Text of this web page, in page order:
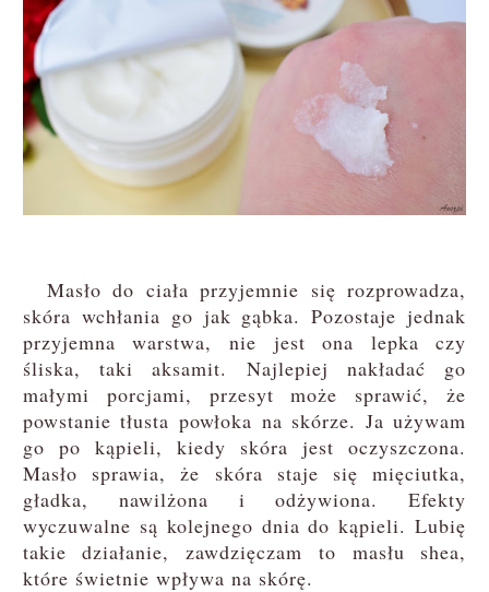
Masło do ciała przyjemnie się rozprowadza,
skóra wchłania go jak gąbka. Pozostaje jednak
przyjemna warstwa, nie jest ona lepka czy
śliska, taki aksamit. Najlepiej nakładać go
małymi porcjami, przesyt może sprawić, że
powstanie tłusta powłoka na skórze. Ja używam
go po kąpieli, kiedy skóra jest oczyszczona.
Masło sprawia, że skóra staje się mięciutka,
gładka, nawilżona i odżywiona. Efekty
wyczuwalne są kolejnego dnia do kąpieli. Lubię
takie działanie, zawdzięczam to masłu shea,
które świetnie wpływa na skórę.